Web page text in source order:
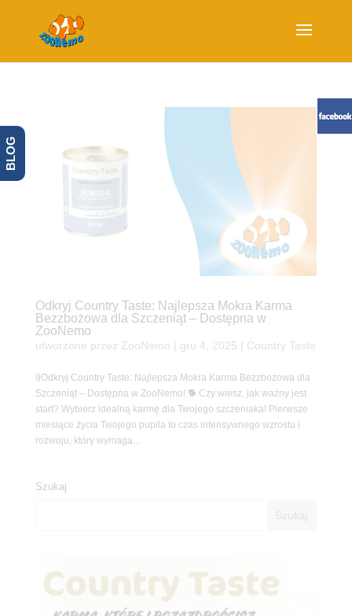
Odkryj Country Taste: Najlepsza Mokra Karma
Bezzbożowa dla Szczeniąt – Dostępna w
ZooNemo
utworzone przez ZooNemo gru 4, 2025 Country Taste
9Odkryj Country Taste: Najlepsza Mokra Karma Bezzbożowa dla
Szczeniąt – Dostępna w ZooNemo! 🐕 Czy wiesz, jak ważny jest
start? Wybierz idealną karmę dla Twojego szczeniaka! Pierwsze
miesiące życia Twojego pupila to czas intensywnego wzrostu i
rozwoju, który wymaga...
Szukaj
BLOG